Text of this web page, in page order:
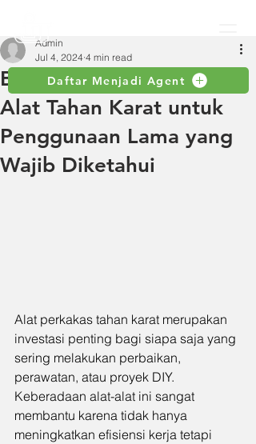
Daftar Menjadi Agent
Beragam Keunggulan
Alat Tahan Karat untuk
Penggunaan Lama yang
Wajib Diketahui
Admin
Jul 4, 2024 4 min read
Alat perkakas tahan karat merupakan
investasi penting bagi siapa saja yang
sering melakukan perbaikan,
perawatan, atau proyek DIY.
Keberadaan alat-alat ini sangat
membantu karena tidak hanya
meningkatkan efisiensi kerja tetapi